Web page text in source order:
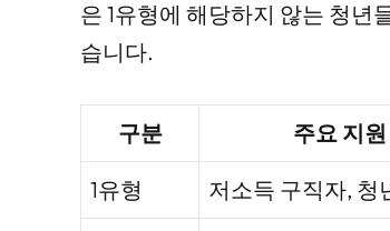
은 1유형에 해당하지 않는 청년
습니다.
구분 주요 지
1유형 저소득 구직자, 청